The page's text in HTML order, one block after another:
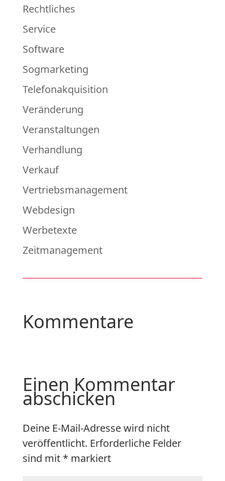
Rechtliches
Service
Software
Sogmarketing
Telefonakquisition
Veränderung
Veranstaltungen
Verhandlung
Verkauf
Vertriebsmanagement
Webdesign
Werbetexte
Zeitmanagement
Kommentare
Einen Kommentar
abschicken
Deine E-Mail-Adresse wird nicht
veröffentlicht. Erforderliche Felder
sind mit * markiert